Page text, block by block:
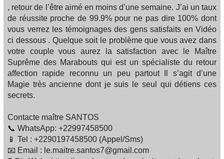
, retour de l’être aimé en moins d’une semaine. J’ai un taux
de réussite proche de 99.9% pour ne pas dire 100% dont
vous verrez les témoignages des gens satisfaits en Vidéo
ci dessous . Quelque soit le problème que vous avez dans
votre couple vous aurez la satisfaction avec le Maître
Suprême des Marabouts qui est un spécialiste du retour
affection rapide reconnu un peu partout Il s’agit d’une
Magie très ancienne dont je suis le seul qui détiens ces
secrets.
Contacte maître SANTOS
📞 WhatsApp: +22997458500
📱 Tel : +2290197458500 (Appel/Sms)
📧 Email : le.maitre.santos7@gmail.com